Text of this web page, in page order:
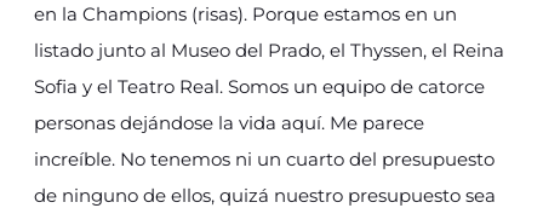
en la Champions (risas). Porque estamos en un
listado junto al Museo del Prado, el Thyssen, el Reina
Sofia y el Teatro Real. Somos un equipo de catorce
personas dejándose la vida aquí. Me parece
increíble. No tenemos ni un cuarto del presupuesto
de ninguno de ellos, quizá nuestro presupuesto sea